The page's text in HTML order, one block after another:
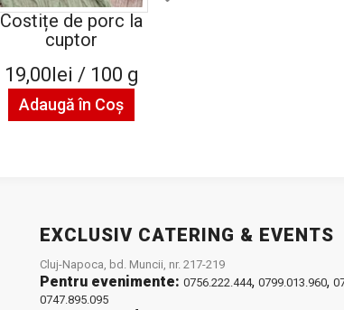
Costițe de porc la
cuptor
19,00lei / 100 g
Adaugă în Coş
EXCLUSIV CATERING & EVENTS
Cluj-Napoca, bd. Muncii, nr. 217-219
Pentru evenimente: 0756.222.444, 0799.013.960,
0747.895.095